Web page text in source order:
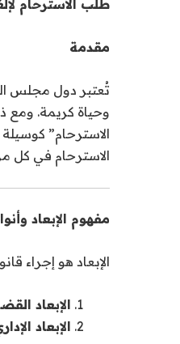
طلب الاسترحام
مقدمة
تُعتبر دول مجلس
وحياة كريمة. ومع
الاسترحام”
الاسترحام في كل
مفهوم الإبعاد
الإبعاد هو إجراء
الإبعاد
الإبعاد